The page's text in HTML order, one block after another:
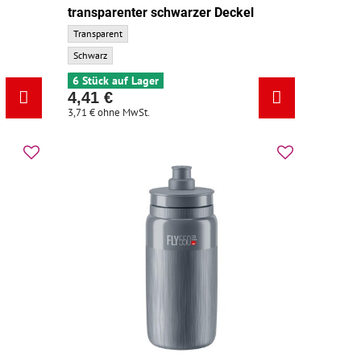
transparenter schwarzer Deckel
ELITE Flasche FLY TEX 550 transparenter schwarzer Deckel -
Transparent
ELITE Flasche FLY TEX 550 transparenter schwarzer Deckel -
Schwarz
6 Stück auf Lager
4,41 €
3,71 €ohne MwSt.